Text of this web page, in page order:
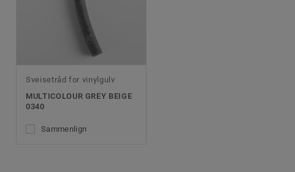
Sveisetråd for vinylgulv
MULTICOLOUR GREY BEIGE
0340
Sammenlign